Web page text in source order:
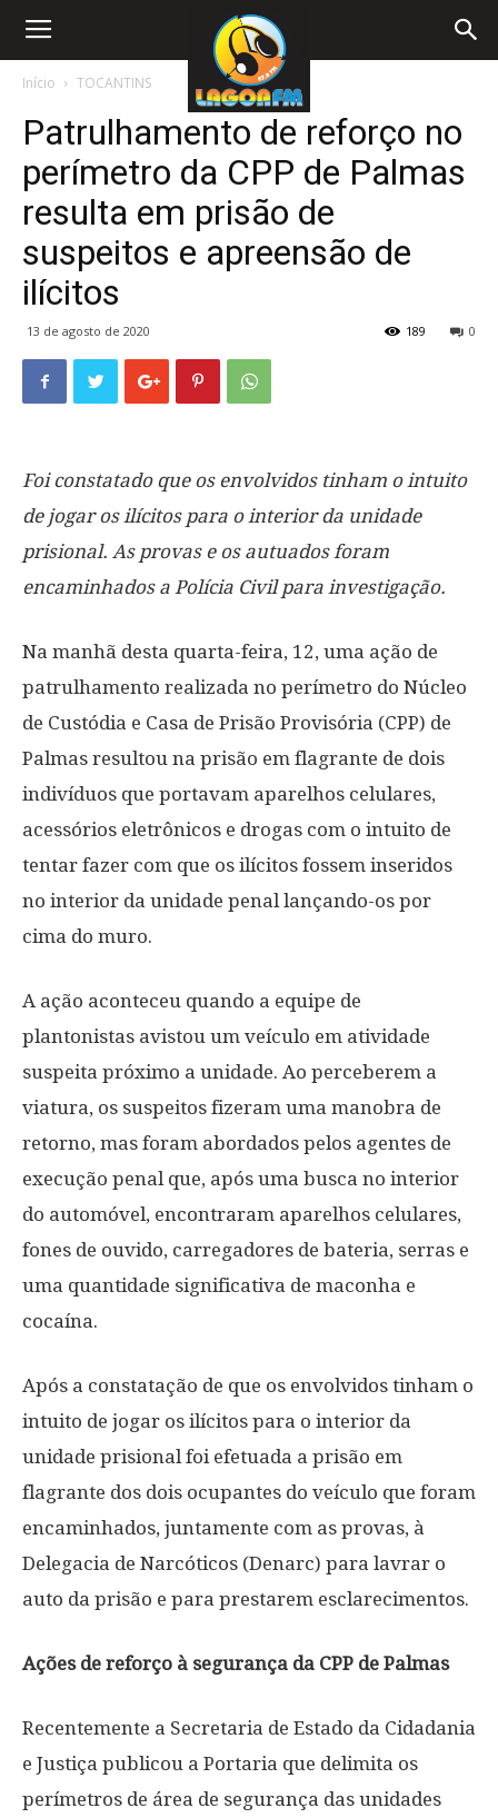
Início TOCANTINS
Patrulhamento de reforço no
perímetro da CPP de Palmas
resulta em prisão de
suspeitos e apreensão de
ilícitos
13 de agosto de 2020 0
189
Foi constatado que os envolvidos tinham o intuito
de jogar os ilícitos para o interior da unidade
prisional. As provas e os autuados foram
encaminhados a Polícia Civil para investigação.
Na manhã desta quarta-feira, 12, uma ação de
patrulhamento realizada no perímetro do Núcleo
de Custódia e Casa de Prisão Provisória (CPP) de
Palmas resultou na prisão em flagrante de dois
indivíduos que portavam aparelhos celulares,
acessórios eletrônicos e drogas com o intuito de
tentar fazer com que os ilícitos fossem inseridos
no interior da unidade penal lançando-os por
cima do muro.
A ação aconteceu quando a equipe de
plantonistas avistou um veículo em atividade
suspeita próximo a unidade. Ao perceberem a
viatura, os suspeitos fizeram uma manobra de
retorno, mas foram abordados pelos agentes de
execução penal que, após uma busca no interior
do automóvel, encontraram aparelhos celulares,
fones de ouvido, carregadores de bateria, serras e
uma quantidade significativa de maconha e
cocaína.
Após a constatação de que os envolvidos tinham o
intuito de jogar os ilícitos para o interior da
unidade prisional foi efetuada a prisão em
flagrante dos dois ocupantes do veículo que foram
encaminhados, juntamente com as provas, à
Delegacia de Narcóticos (Denarc) para lavrar o
auto da prisão e para prestarem esclarecimentos.
Ações de reforço à segurança da CPP de Palmas
Recentemente a Secretaria de Estado da Cidadania
e Justiça publicou a Portaria que delimita os
perímetros de área de segurança das unidades